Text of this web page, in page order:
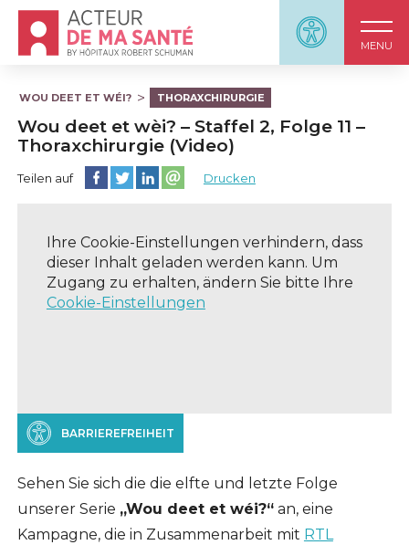
Panneau
MENU
Accueil - Acteur de ma santé, by HôpitauxRobert
WOU DEET ET WÉI? THORAXCHIRURGIE
Wou deet et wèi? – Staffel 2, Folge 11 –
Thoraxchirurgie (Video)
Teilen auf Diese Seite auf Facebook teilen
Diese Seite auf Twitter teilen
Diese Seite auf LinkedIn teilen
Partager cette page sur email
Drucken
Ihre Cookie-Einstellungen verhindern, dass
dieser Inhalt geladen werden kann. Um
Zugang zu erhalten, ändern Sie bitte Ihre
Cookie-Einstellungen
BARRIEREFREIHEIT
Sehen Sie sich die die elfte und letzte Folge
unserer Serie „Wou deet et wéi?“an, eine
Kampagne, die in Zusammenarbeit mit RTL